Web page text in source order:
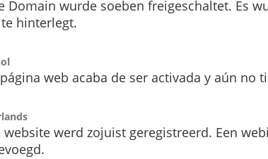
Domain wurde soeben freigeschaltet. Es
hinterlegt.
web acaba de ser activada y aún no
website werd zojuist geregistreerd. Een